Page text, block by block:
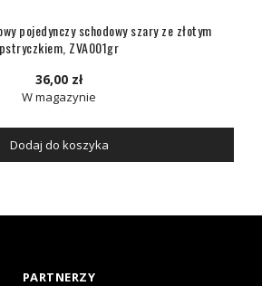
pojedynczy schodowy szary ze złotym
pstryczkiem, ZVA001gr
36,00 zł
W magazynie
Dodaj do koszyka
PARTNERZY